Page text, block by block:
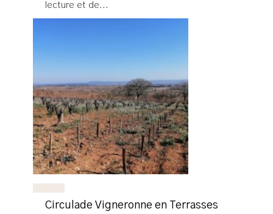
lecture et de...
Circulade Vigneronne en Terrasses